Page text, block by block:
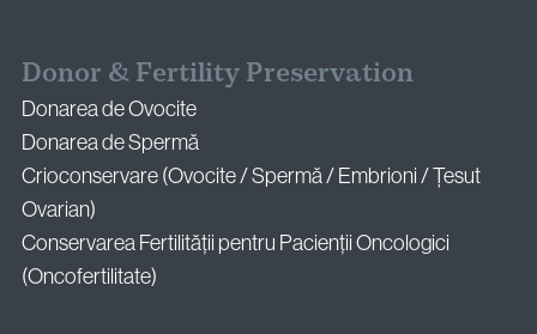
Donor & Fertility Preservation
Donarea de Ovocite
Donarea de Spermă
Crioconservare (Ovocite / Spermă / Embrioni / Țesut
Ovarian)
Conservarea Fertilității pentru Pacienții Oncologici
(Oncofertilitate)